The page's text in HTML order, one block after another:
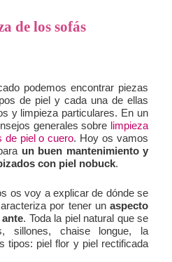
de los sofás
podemos encontrar piezas
de piel y cada una de ellas
y limpieza particulares. En un
generales sobre limpieza
de piel o cuero. Hoy os vamos
un buen mantenimiento y
con piel nobuck.
os voy a explicar de dónde se
por tener un aspecto
. Toda la piel natural que se
sillones, chaise longue, la
tipos: piel flor y piel rectificada